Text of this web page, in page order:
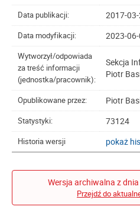
Data publikacji: 2017-
Data modyfikacji: 2023-
Wytworzył/odpowiada
za treść informacji
(jednostka/pracownik):
Sekcja
Piotr
Opublikowane przez: Piotr
Statystyki: 73124
Historia wersji pokaż
Wersja archiwalna z
Przejdź do